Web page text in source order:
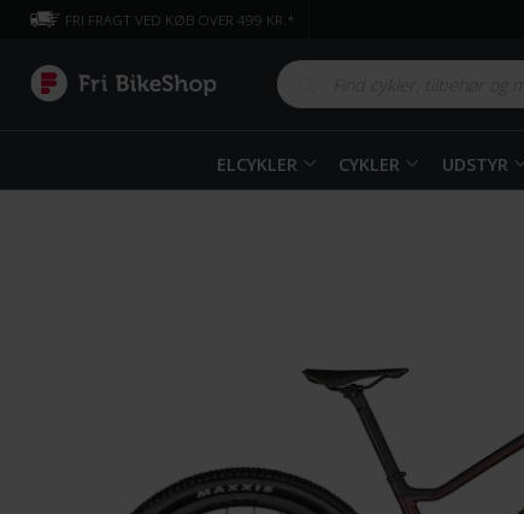
FRI FRAGT VED KØB OVER 499 KR.*
ELCYKLER CYKLER UDSTYR